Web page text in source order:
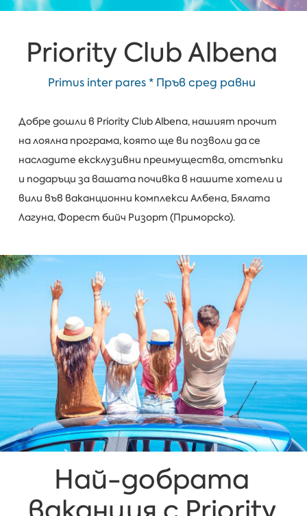
Priority Club Albena
Primus inter pares * Пръв сред равни
Добре дошли в Priority Club Albena, нашият прочит
на лоялна програма, която ще ви позволи да се
насладите ексклузивни преимущества, отстъпки
и подаръци за вашата почивка в нашите хотели и
вили във ваканционни комплекси Албена, Бялата
Лагуна, Форест бийч Ризорт (Приморско).
Най-добрата